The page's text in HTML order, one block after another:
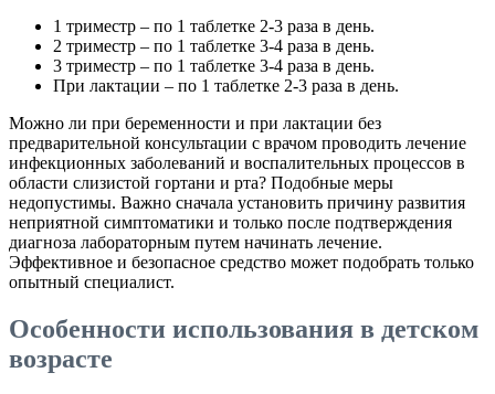
1 триместр – по 1 таблетке 2-3 раза в день.
2 триместр – по 1 таблетке 3-4 раза в день.
3 триместр – по 1 таблетке 3-4 раза в день.
При лактации – по 1 таблетке 2-3 раза в день.
Можно ли при беременности и при лактации без
предварительной консультации с врачом проводить лечение
инфекционных заболеваний и воспалительных процессов в
области слизистой гортани и рта? Подобные меры
недопустимы. Важно сначала установить причину развития
неприятной симптоматики и только после подтверждения
диагноза лабораторным путем начинать лечение.
Эффективное и безопасное средство может подобрать только
опытный специалист.
Особенности использования в детском
возрасте